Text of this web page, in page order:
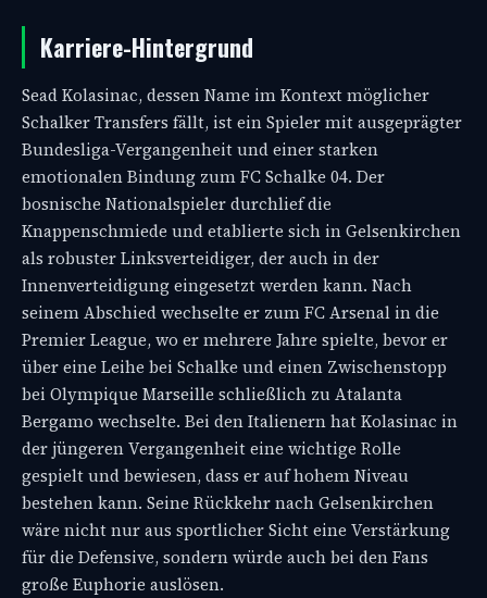
Karriere-Hintergrund
Sead Kolasinac, dessen Name im Kontext möglicher
Schalker Transfers fällt, ist ein Spieler mit ausgeprägter
Bundesliga-Vergangenheit und einer starken
emotionalen Bindung zum FC Schalke 04. Der
bosnische Nationalspieler durchlief die
Knappenschmiede und etablierte sich in Gelsenkirchen
als robuster Linksverteidiger, der auch in der
Innenverteidigung eingesetzt werden kann. Nach
seinem Abschied wechselte er zum FC Arsenal in die
Premier League, wo er mehrere Jahre spielte, bevor er
über eine Leihe bei Schalke und einen Zwischenstopp
bei Olympique Marseille schließlich zu Atalanta
Bergamo wechselte. Bei den Italienern hat Kolasinac in
der jüngeren Vergangenheit eine wichtige Rolle
gespielt und bewiesen, dass er auf hohem Niveau
bestehen kann. Seine Rückkehr nach Gelsenkirchen
wäre nicht nur aus sportlicher Sicht eine Verstärkung
für die Defensive, sondern würde auch bei den Fans
große Euphorie auslösen.